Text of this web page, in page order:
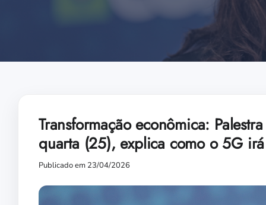
Transformação econômica:
quarta (25), explica como o 5G
Publicado em 23/04/2026